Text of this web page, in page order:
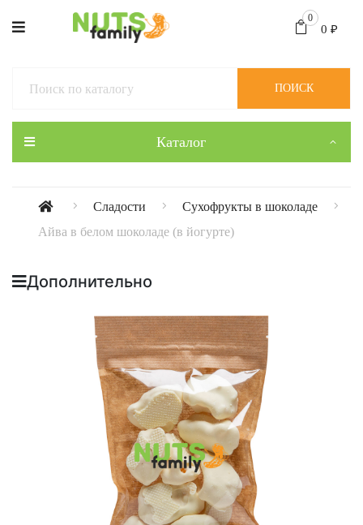
0
0 ₽
Каталог
ПОИСК
Сладости
Сухофрукты в шоколаде
Айва в белом шоколаде (в йогурте)
Дополнительно